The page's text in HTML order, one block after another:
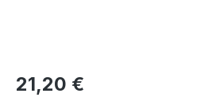
21,20 €